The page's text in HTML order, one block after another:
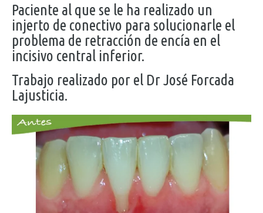
Paciente al que se le ha realizado un
injerto de conectivo para solucionarle el
problema de retracción de encía en el
incisivo central inferior.
Trabajo realizado por el Dr José Forcada
Lajusticia.